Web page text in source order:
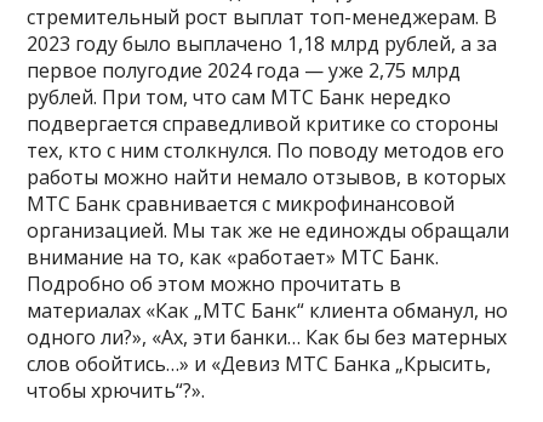
стремительный рост выплат топ-менеджерам. В
2023 году было выплачено 1,18 млрд рублей, а за
первое полугодие 2024 года — уже 2,75 млрд
рублей. При том, что сам МТС Банк нередко
подвергается справедливой критике со стороны
тех, кто с ним столкнулся. По поводу методов его
работы можно найти немало отзывов, в которых
МТС Банк сравнивается с микрофинансовой
организацией. Мы так же не единожды обращали
внимание на то, как «работает» МТС Банк.
Подробно об этом можно прочитать в
материалах «Как „МТС Банк“ клиента обманул, но
одного ли?», «Ах, эти банки… Как бы без матерных
слов обойтись…» и «Девиз МТС Банка „Крысить,
чтобы хрючить“?».